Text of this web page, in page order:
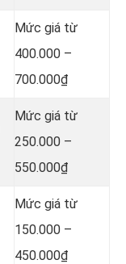
Mức giá từ
400.000 –
700.000₫
Mức giá từ
250.000 –
550.000₫
Mức giá từ
150.000 –
450.000₫